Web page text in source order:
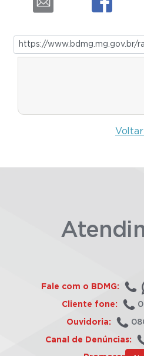
Fale com o BDMG:
Cliente fone:
Ouvidoria:
Canal de Denúncias: